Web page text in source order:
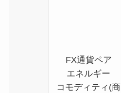
FX通貨ペア
エネルギー
コモディティ(商